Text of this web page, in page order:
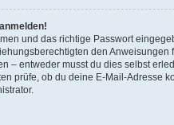
und das richtige Passwort
den
– entweder musst du dies selbst
prüfe, ob du deine E-Mail-Adresse